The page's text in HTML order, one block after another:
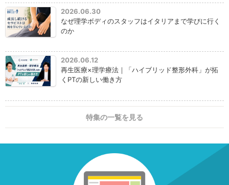
2026.06.30
なぜ理学ボディのスタッフはイタリアまで学びに行く
のか
2026.06.12
再生医療×理学療法｜「ハイブリッド整形外科」が拓
くPTの新しい働き方
特集の一覧を見る